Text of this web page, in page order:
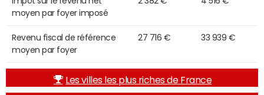
moyen par foyer imposé
Revenu fiscal de référence
moyen par foyer
27 716 € 33 939 €
Les villes les plus riches de France